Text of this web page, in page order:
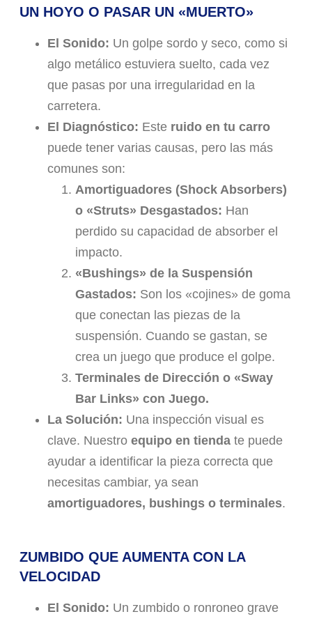
UN HOYO O PASAR UN «MUERTO»
El Sonido: Un golpe sordo y seco, como si
algo metálico estuviera suelto, cada vez
que pasas por una irregularidad en la
carretera.
El Diagnóstico: Este ruido en tu carro
puede tener varias causas, pero las más
comunes son:
Amortiguadores (Shock Absorbers)
o «Struts» Desgastados: Han
perdido su capacidad de absorber el
impacto.
«Bushings» de la Suspensión
Gastados: Son los «cojines» de goma
que conectan las piezas de la
suspensión. Cuando se gastan, se
crea un juego que produce el golpe.
Terminales de Dirección o «Sway
Bar Links» con Juego.
La Solución: Una inspección visual es
clave. Nuestro equipo en tienda te puede
ayudar a identificar la pieza correcta que
necesitas cambiar, ya sean
amortiguadores, bushings o terminales.
ZUMBIDO QUE AUMENTA CON LA
VELOCIDAD
El Sonido: Un zumbido o ronroneo grave